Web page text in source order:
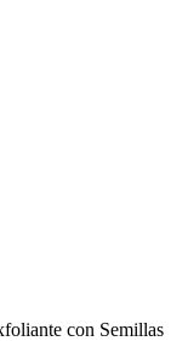
con Semillas